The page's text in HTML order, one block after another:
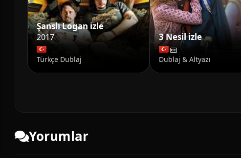
Şanslı Logan izle
2017
Türkçe Dublaj
3 Nesil izle
Dublaj & Altyazı
Yorumlar